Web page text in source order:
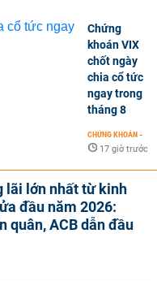
Chứng
khoán VIX
chốt ngày
chia cổ tức
ngay trong
tháng 8
CHỨNG KHOÁN -
17 giờ trước
lãi lớn nhất từ kinh
đầu năm 2026:
quân, ACB dẫn đầu